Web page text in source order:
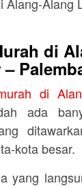
di
–
di
ada
kota besar.
yang